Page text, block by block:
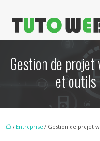
Gestion de
et
/ Entreprise / Gestion de projet